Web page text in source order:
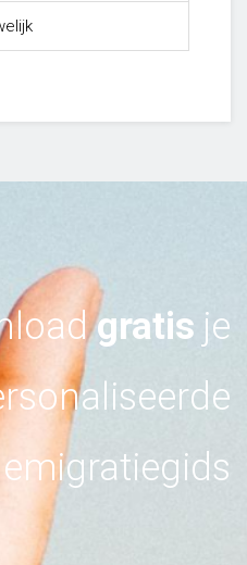
gratis je
emigratiegids